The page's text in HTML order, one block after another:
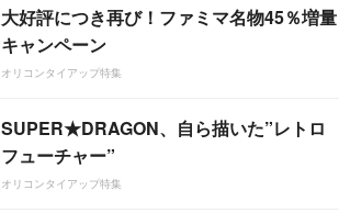
大好評につき再び！ファミマ名物45％増量
キャンペーン
オリコンタイアップ特集
SUPER★DRAGON、自ら描いた”レトロ
フューチャー”
オリコンタイアップ特集